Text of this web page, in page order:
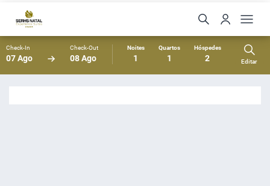
Check-In
07 Ago
Check-Out
08 Ago
Noites
1
Quartos
1
Hóspedes
2 Editar